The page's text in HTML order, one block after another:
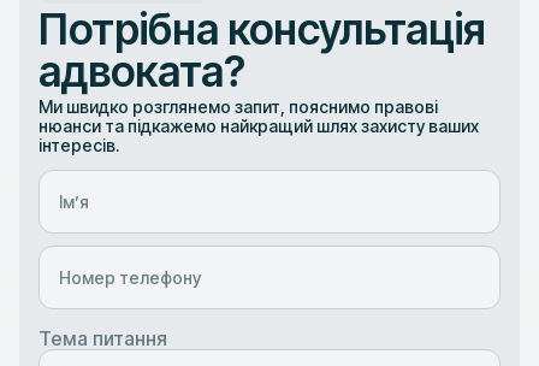
Потрібна консультація
адвоката?
Ми швидко розглянемо запит, пояснимо правові
нюанси та підкажемо найкращий шлях захисту ваших
інтересів.
Тема питання